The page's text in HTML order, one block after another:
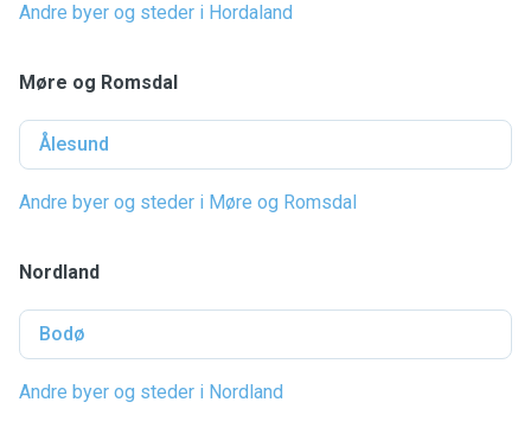
Andre byer og steder i Hordaland
Møre og Romsdal
Ålesund
Andre byer og steder i Møre og Romsdal
Nordland
Bodø
Andre byer og steder i Nordland